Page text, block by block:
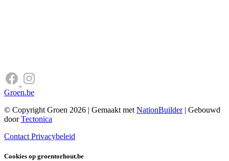
Groen.be
© Copyright Groen 2026 | Gemaakt met NationBuilder| Gebouwd
doorTectonica
Contact Privacybeleid
Cookies op groentorhout.be